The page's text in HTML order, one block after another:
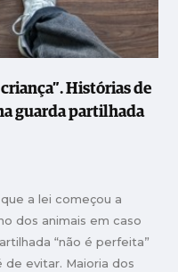
Histórias de
guarda partilhada
a lei começou a
dos animais em caso
“não é perfeita”
evitar. Maioria dos